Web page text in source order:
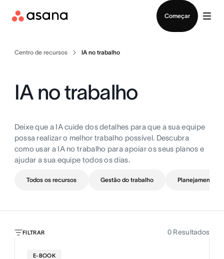
Começar
Centro de recursos IA no trabalho
IA no trabalho
Deixe que a IA cuide dos detalhes para que a sua equipe
possa realizar o melhor trabalho possível. Descubra
como usar a IA no trabalho para apoiar os seus planos e
ajudar a sua equipe todos os dias.
Todos os recursos Gestão do trabalho Planejamento
FILTRAR 0 Resultados
E-BOOK